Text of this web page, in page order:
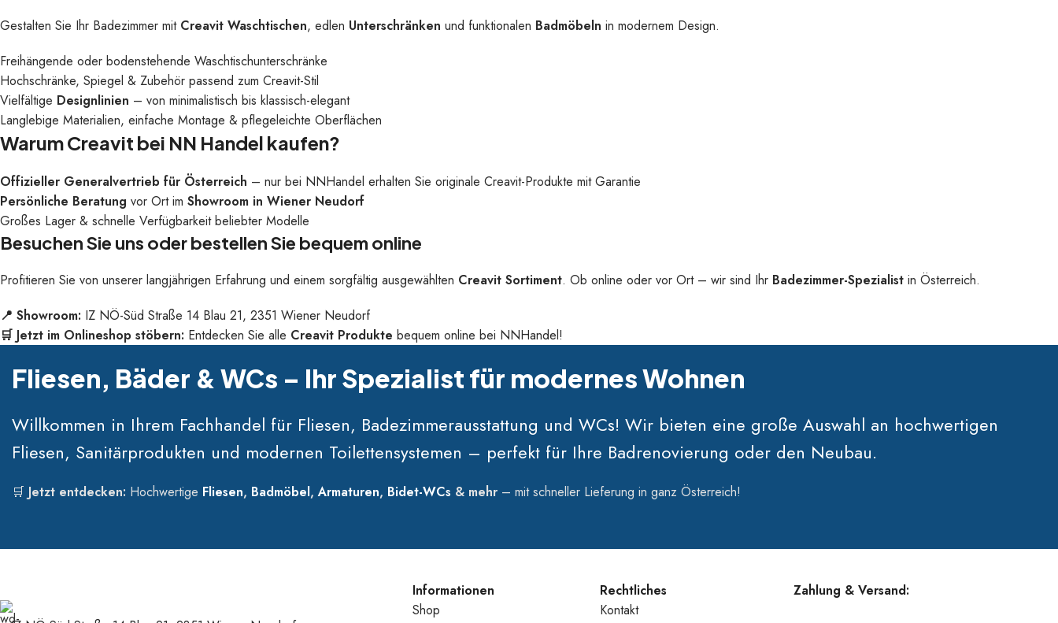
Gestalten Sie Ihr Badezimmer mit Creavit Waschtischen, edlen Unterschränken und funktionalen Badmöbeln in modernem Design.
Freihängende oder bodenstehende Waschtischunterschränke
Hochschränke, Spiegel & Zubehör passend zum Creavit-Stil
Vielfältige Designlinien – von minimalistisch bis klassisch-elegant
Langlebige Materialien, einfache Montage & pflegeleichte Oberflächen
Warum Creavit bei NN Handel kaufen?
Offizieller Generalvertrieb für Österreich – nur bei NNHandel erhalten Sie originale Creavit-Produkte mit Garantie
Persönliche Beratung vor Ort im Showroom in Wiener Neudorf
Großes Lager & schnelle Verfügbarkeit beliebter Modelle
Besuchen Sie uns oder bestellen Sie bequem online
Profitieren Sie von unserer langjährigen Erfahrung und einem sorgfältig ausgewählten Creavit Sortiment. Ob online oder vor Ort – wir sind Ihr Badezimmer-Spezialist in Österreich.
📍 Showroom: IZ NÖ-Süd Straße 14 Blau 21, 2351 Wiener Neudorf
🛒 Jetzt im Onlineshop stöbern: Entdecken Sie alle Creavit Produkte bequem online bei NNHandel!
Fliesen, Bäder & WCs – Ihr Spezialist für modernes Wohnen
Willkommen in Ihrem Fachhandel für Fliesen, Badezimmerausstattung und WCs! Wir bieten eine große Auswahl an hochwertigen
Fliesen, Sanitärprodukten und modernen Toilettensystemen – perfekt für Ihre Badrenovierung oder den Neubau.
🛒 Jetzt entdecken: Hochwertige Fliesen, Badmöbel,Armaturen, Bidet-WCs & mehr – mit schneller Lieferung in ganz Österreich!
Informationen
Shop
Rechtliches
Kontakt
Zahlung & Versand: